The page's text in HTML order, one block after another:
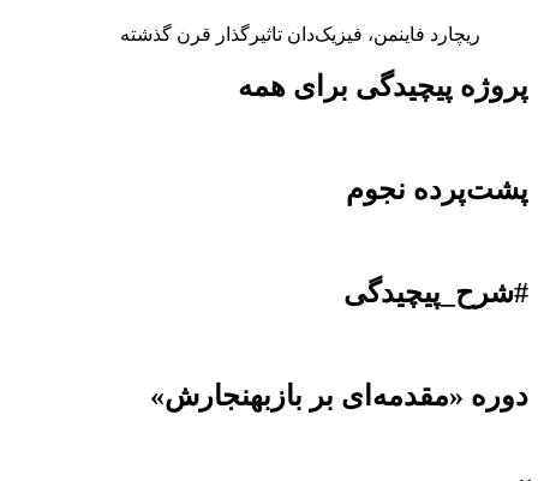
ریچارد فاینمن، فیزیک‌دان تاثیرگذار قرن گذشته
پروژه پیچیدگی برای همه
پشت‌پرده نجوم
#شرح_پیچیدگی
دوره «مقدمه‌ای بر بازبهنجارش»